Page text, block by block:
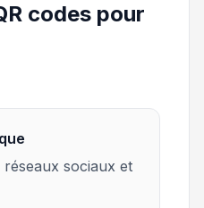
codes pour
sociaux et